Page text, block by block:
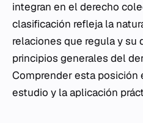
integran en el derecho
clasificación refleja la
relaciones que regula y su
principios generales del
Comprender esta posición
estudio y la aplicación